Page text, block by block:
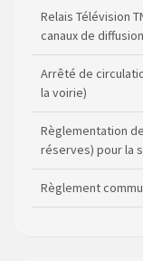
Relais Télévision
canaux de
Arrêté de
la voirie)
Règlementation
réserves) pour la
Règlement